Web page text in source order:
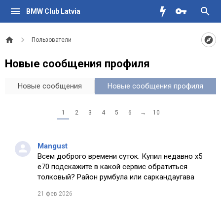
BMW Club Latvia
Пользователи
Новые сообщения профиля
Новые сообщения Новые сообщения профиля
1 2 3 4 5 6 → 10
Mangust
Всем доброго времени суток. Купил недавно х5
е70 подскажите в какой сервис обратиться
толковый? Район румбула или саркандаугава
21 фев 2026